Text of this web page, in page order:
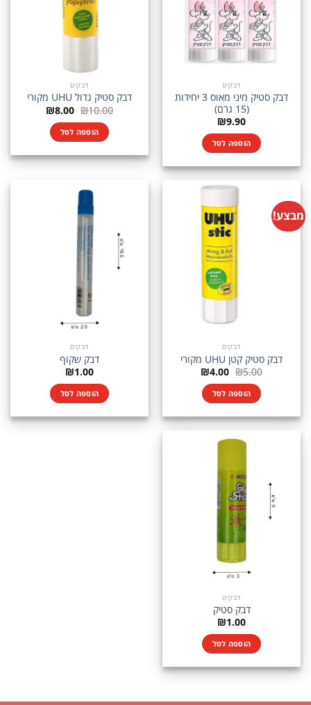
דבקים
דבק סטיק מיני מאוס 3 יחידות
(15 גרם)
₪9.90
הוספה לסל
דבקים
דבק סטיק גדול UHU מקורי
₪10.00 המחיר
המקורי
היה:
₪10.00.
₪8.00 המחיר
הנוכחי
הוספה לסל
מבצע!
דבקים
דבק סטיק קטן UHU מקורי
₪5.00 המחיר
המקורי
היה:
₪5.00.
₪4.00 המחיר
הנוכחי
הוספה לסל
דבקים
דבק שקוף
₪1.00
הוספה לסל
דבקים
דבק סטיק
₪1.00
הוספה לסל